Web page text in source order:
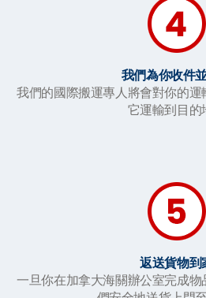
我們為你收件
我們的國際搬運專人將會對你的
它運輸到目的
返送貨物到
一旦你在加拿大海關辦公室完成